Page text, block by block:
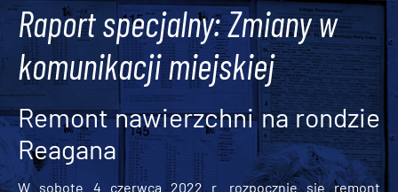
Raport specjalny: Zmiany w
komunikacji miejskiej
Remont nawierzchni na rondzie
Reagana
W sobotę 4 czerwca 2022 r. rozpocznie się remont